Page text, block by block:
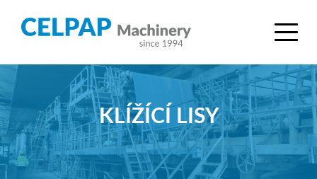
KLÍŽÍCÍ LISY